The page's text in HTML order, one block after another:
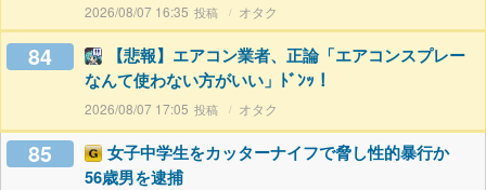
2026/08/07 16:35 オタク
84
【悲報】エアコン業者、正論「エアコンスプレー
なんて使わない方がいい」ﾄﾞﾝｯ！
2026/08/07 17:05 オタク
85
女子中学生をカッターナイフで脅し性的暴行か
56歳男を逮捕